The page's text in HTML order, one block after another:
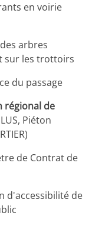
en voirie
arbres
sur les trottoirs
du passage
régional de
Piéton
de Contrat de
d'accessibilité de